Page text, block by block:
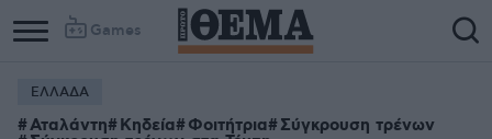
Games
ΕΛΛΑΔΑ
Αταλάντη Κηδεία Φοιτήτρια Σύγκρουση τρένων